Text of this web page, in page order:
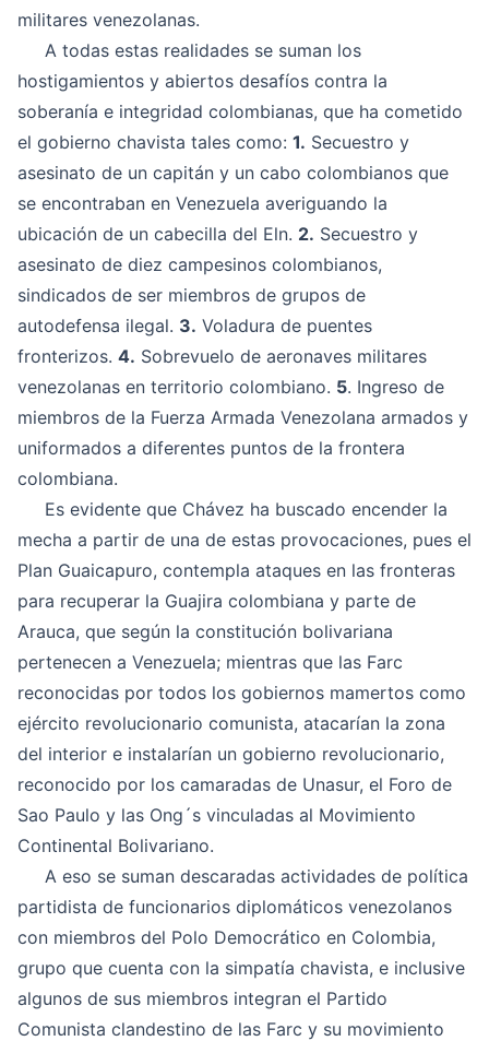
militares venezolanas.
A todas estas realidades se suman los
hostigamientos y abiertos desafíos contra la
soberanía e integridad colombianas, que ha cometido
el gobierno chavista tales como: 1. Secuestro y
asesinato de un capitán y un cabo colombianos que
se encontraban en Venezuela averiguando la
ubicación de un cabecilla del Eln. 2. Secuestro y
asesinato de diez campesinos colombianos,
sindicados de ser miembros de grupos de
autodefensa ilegal. 3. Voladura de puentes
fronterizos. 4. Sobrevuelo de aeronaves militares
venezolanas en territorio colombiano. 5. Ingreso de
miembros de la Fuerza Armada Venezolana armados y
uniformados a diferentes puntos de la frontera
colombiana.
Es evidente que Chávez ha buscado encender la
mecha a partir de una de estas provocaciones, pues el
Plan Guaicapuro, contempla ataques en las fronteras
para recuperar la Guajira colombiana y parte de
Arauca, que según la constitución bolivariana
pertenecen a Venezuela; mientras que las Farc
reconocidas por todos los gobiernos mamertos como
ejército revolucionario comunista, atacarían la zona
del interior e instalarían un gobierno revolucionario,
reconocido por los camaradas de Unasur, el Foro de
Sao Paulo y las Ong´s vinculadas al Movimiento
Continental Bolivariano.
A eso se suman descaradas actividades de política
partidista de funcionarios diplomáticos venezolanos
con miembros del Polo Democrático en Colombia,
grupo que cuenta con la simpatía chavista, e inclusive
algunos de sus miembros integran el Partido
Comunista clandestino de las Farc y su movimiento